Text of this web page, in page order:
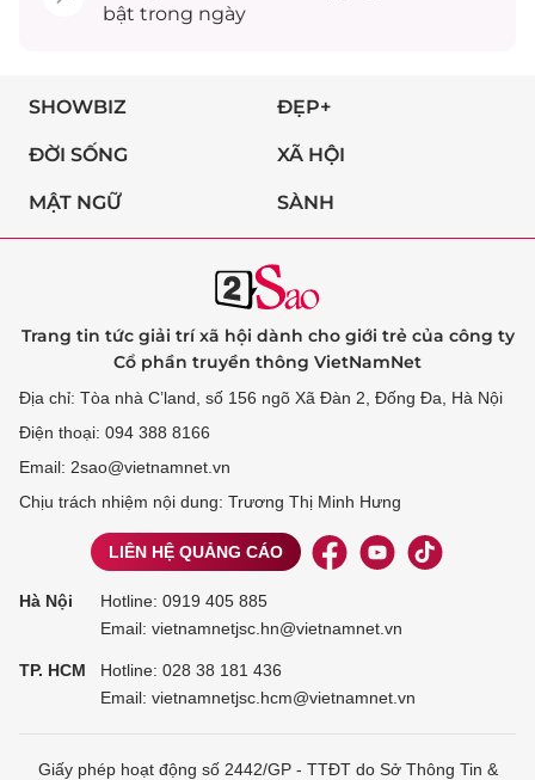
bật trong ngày
SHOWBIZ ĐẸP+
ĐỜI SỐNG XÃ HỘI
MẬT NGỮ SÀNH
Trang tin tức giải trí xã hội dành cho giới trẻ của công ty
Cổ phần truyền thông VietNamNet
Địa chỉ: Tòa nhà C’land, số 156 ngõ Xã Đàn 2, Đống Đa, Hà Nội
Điện thoại: 094 388 8166
Email: 2sao@vietnamnet.vn
Chịu trách nhiệm nội dung: Trương Thị Minh Hưng
LIÊN HỆ QUẢNG CÁO
Hà Nội Hotline: 0919 405 885
Email: vietnamnetjsc.hn@vietnamnet.vn
TP. HCM Hotline: 028 38 181 436
Email: vietnamnetjsc.hcm@vietnamnet.vn
Giấy phép hoạt động số 2442/GP - TTĐT do Sở Thông Tin &